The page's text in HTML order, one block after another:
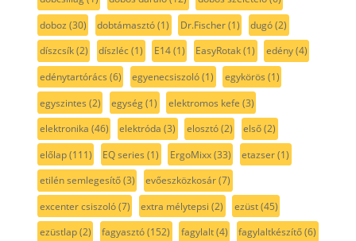
doboz (30) dobtámasztó(1) Dr.Fischer(1) dugó(2)
díszcsík(2) díszléc(1) E14(1) EasyRotak(1) edény(4)
edénytartórács (6) egyenecsiszoló(1) egykörös (1)
egyszintes (2) egység(1) elektromos kefe (3)
elektronika (46) elektróda (3) elosztó(2) első(2)
előlap(111) EQ series (1) ErgoMixx(33) etazser(1)
etilén semlegesítő(3) evőeszközkosár(7)
excenter csiszoló(7) extra mélytepsi (2) ezüst(45)
ezüstlap(2) fagyasztó(152) fagylalt(4) fagylaltkészítő(6)